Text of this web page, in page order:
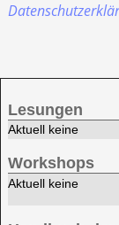
Lesungen
Aktuell keine
Workshops
Aktuell keine